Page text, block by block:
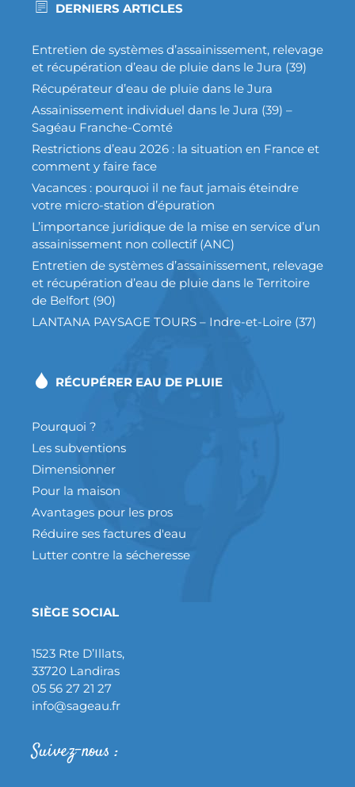
DERNIERS ARTICLES
Entretien de systèmes d’assainissement, relevage
et récupération d’eau de pluie dans le Jura (39)
Récupérateur d’eau de pluie dans le Jura
Assainissement individuel dans le Jura (39) –
Sagéau Franche-Comté
Restrictions d’eau 2026 : la situation en France et
comment y faire face
Vacances : pourquoi il ne faut jamais éteindre
votre micro-station d’épuration
L’importance juridique de la mise en service d’un
assainissement non collectif (ANC)
Entretien de systèmes d’assainissement, relevage
et récupération d’eau de pluie dans le Territoire
de Belfort (90)
LANTANA PAYSAGE TOURS – Indre-et-Loire (37)
RÉCUPÉRER EAU DE PLUIE
Pourquoi ?
Les subventions
Dimensionner
Pour la maison
Avantages pour les pros
Réduire ses factures d'eau
Lutter contre la sécheresse
SIÈGE SOCIAL
1523 Rte D’Illats,
33720 Landiras
05 56 27 21 27
info@sageau.fr
Suivez-nous :